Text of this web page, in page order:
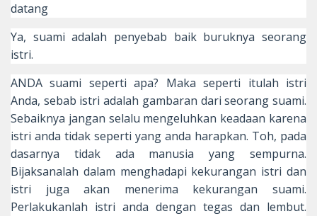
datang
Ya, suami adalah penyebab baik buruknya seorang
istri.
ANDA suami seperti apa? Maka seperti itulah istri
Anda, sebab istri adalah gambaran dari seorang suami.
Sebaiknya jangan selalu mengeluhkan keadaan karena
istri anda tidak seperti yang anda harapkan. Toh, pada
dasarnya tidak ada manusia yang sempurna.
Bijaksanalah dalam menghadapi kekurangan istri dan
istri juga akan menerima kekurangan suami.
Perlakukanlah istri anda dengan tegas dan lembut.